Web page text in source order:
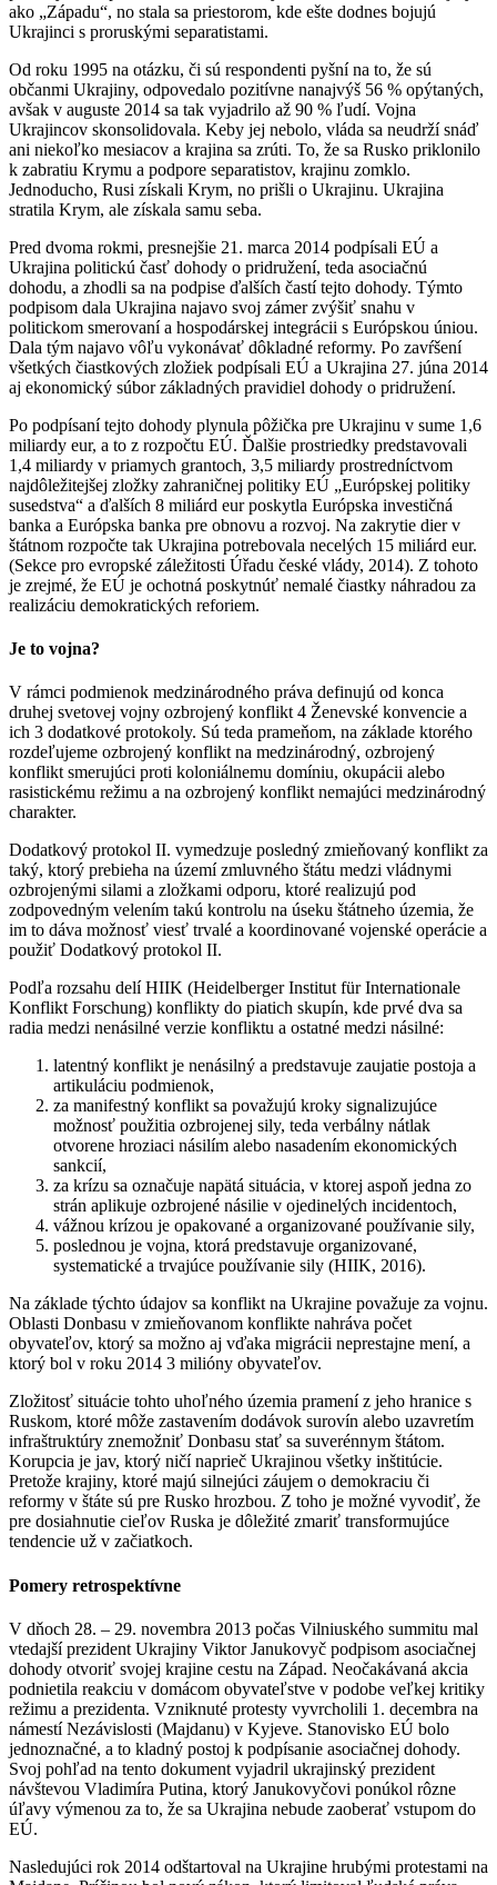
ako „Západu“, no stala sa priestorom, kde ešte dodnes bojujú
Ukrajinci s proruskými separatistami.
Od roku 1995 na otázku, či sú respondenti pyšní na to, že sú
občanmi Ukrajiny, odpovedalo pozitívne nanajvýš 56 % opýtaných,
avšak v auguste 2014 sa tak vyjadrilo až 90 % ľudí. Vojna
Ukrajincov skonsolidovala. Keby jej nebolo, vláda sa neudrží snáď
ani niekoľko mesiacov a krajina sa zrúti. To, že sa Rusko priklonilo
k zabratiu Krymu a podpore separatistov, krajinu zomklo.
Jednoducho, Rusi získali Krym, no prišli o Ukrajinu. Ukrajina
stratila Krym, ale získala samu seba.
Pred dvoma rokmi, presnejšie 21. marca 2014 podpísali EÚ a
Ukrajina politickú časť dohody o pridružení, teda asociačnú
dohodu, a zhodli sa na podpise ďalších častí tejto dohody. Týmto
podpisom dala Ukrajina najavo svoj zámer zvýšiť snahu v
politickom smerovaní a hospodárskej integrácii s Európskou úniou.
Dala tým najavo vôľu vykonávať dôkladné reformy. Po zavŕšení
všetkých čiastkových zložiek podpísali EÚ a Ukrajina 27. júna 2014
aj ekonomický súbor základných pravidiel dohody o pridružení.
Po podpísaní tejto dohody plynula pôžička pre Ukrajinu v sume 1,6
miliardy eur, a to z rozpočtu EÚ. Ďalšie prostriedky predstavovali
1,4 miliardy v priamych grantoch, 3,5 miliardy prostredníctvom
najdôležitejšej zložky zahraničnej politiky EÚ „Európskej politiky
susedstva“ a ďalších 8 miliárd eur poskytla Európska investičná
banka a Európska banka pre obnovu a rozvoj. Na zakrytie dier v
štátnom rozpočte tak Ukrajina potrebovala necelých 15 miliárd eur.
(Sekce pro evropské záležitosti Úřadu české vlády, 2014). Z tohoto
je zrejmé, že EÚ je ochotná poskytnúť nemalé čiastky náhradou za
realizáciu demokratických reforiem.
Je to vojna?
V rámci podmienok medzinárodného práva definujú od konca
druhej svetovej vojny ozbrojený konflikt 4 Ženevské konvencie a
ich 3 dodatkové protokoly. Sú teda prameňom, na základe ktorého
rozdeľujeme ozbrojený konflikt na medzinárodný, ozbrojený
konflikt smerujúci proti koloniálnemu domíniu, okupácii alebo
rasistickému režimu a na ozbrojený konflikt nemajúci medzinárodný
charakter.
Dodatkový protokol II. vymedzuje posledný zmieňovaný konflikt za
taký, ktorý prebieha na území zmluvného štátu medzi vládnymi
ozbrojenými silami a zložkami odporu, ktoré realizujú pod
zodpovedným velením takú kontrolu na úseku štátneho územia, že
im to dáva možnosť viesť trvalé a koordinované vojenské operácie a
použiť Dodatkový protokol II.
Podľa rozsahu delí HIIK (Heidelberger Institut für Internationale
Konflikt Forschung) konflikty do piatich skupín, kde prvé dva sa
radia medzi nenásilné verzie konfliktu a ostatné medzi násilné:
latentný konflikt je nenásilný a predstavuje zaujatie postoja a
artikuláciu podmienok,
za manifestný konflikt sa považujú kroky signalizujúce
možnosť použitia ozbrojenej sily, teda verbálny nátlak
otvorene hroziaci násilím alebo nasadením ekonomických
sankcií,
za krízu sa označuje napätá situácia, v ktorej aspoň jedna zo
strán aplikuje ozbrojené násilie v ojedinelých incidentoch,
vážnou krízou je opakované a organizované používanie sily,
poslednou je vojna, ktorá predstavuje organizované,
systematické a trvajúce používanie sily (HIIK, 2016).
Na základe týchto údajov sa konflikt na Ukrajine považuje za vojnu.
Oblasti Donbasu v zmieňovanom konflikte nahráva počet
obyvateľov, ktorý sa možno aj vďaka migrácii neprestajne mení, a
ktorý bol v roku 2014 3 milióny obyvateľov.
Zložitosť situácie tohto uhoľného územia pramení z jeho hranice s
Ruskom, ktoré môže zastavením dodávok surovín alebo uzavretím
infraštruktúry znemožniť Donbasu stať sa suverénnym štátom.
Korupcia je jav, ktorý ničí naprieč Ukrajinou všetky inštitúcie.
Pretože krajiny, ktoré majú silnejúci záujem o demokraciu či
reformy v štáte sú pre Rusko hrozbou. Z toho je možné vyvodiť, že
pre dosiahnutie cieľov Ruska je dôležité zmariť transformujúce
tendencie už v začiatkoch.
Pomery retrospektívne
V dňoch 28. – 29. novembra 2013 počas Vilniuského summitu mal
vtedajší prezident Ukrajiny Viktor Janukovyč podpisom asociačnej
dohody otvoriť svojej krajine cestu na Západ. Neočakávaná akcia
podnietila reakciu v domácom obyvateľstve v podobe veľkej kritiky
režimu a prezidenta. Vzniknuté protesty vyvrcholili 1. decembra na
námestí Nezávislosti (Majdanu) v Kyjeve. Stanovisko EÚ bolo
jednoznačné, a to kladný postoj k podpísanie asociačnej dohody.
Svoj pohľad na tento dokument vyjadril ukrajinský prezident
návštevou Vladimíra Putina, ktorý Janukovyčovi ponúkol rôzne
úľavy výmenou za to, že sa Ukrajina nebude zaoberať vstupom do
EÚ.
Nasledujúci rok 2014 odštartoval na Ukrajine hrubými protestami na